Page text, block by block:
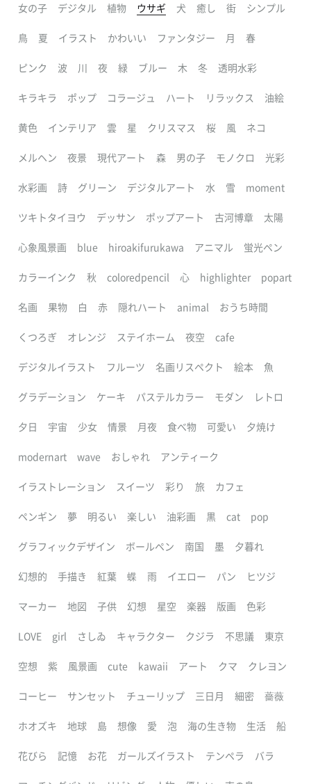
女の子 デジタル 植物 ウサギ 犬 癒し 街 シンプル
鳥 夏 イラスト かわいい ファンタジー 月 春
ピンク 波 川 夜 緑 ブルー 木 冬 透明水彩
キラキラ ポップ コラージュ ハート リラックス 油絵
黄色 インテリア 雲 星 クリスマス 桜 風 ネコ
メルヘン 夜景 現代アート 森 男の子 モノクロ 光彩
水彩画 詩 グリーン デジタルアート 水 雪 moment
ツキトタイヨウ デッサン ポップアート 古河博章 太陽
心象風景画 blue hiroakifurukawa アニマル 蛍光ペン
カラーインク 秋 coloredpencil 心 highlighter popart
名画 果物 白 赤 隠れハート animal おうち時間
くつろぎ オレンジ ステイホーム 夜空 cafe
デジタルイラスト フルーツ 名画リスペクト 絵本 魚
グラデーション ケーキ パステルカラー モダン レトロ
夕日 宇宙 少女 情景 月夜 食べ物 可愛い 夕焼け
modernart wave おしゃれ アンティーク
イラストレーション スイーツ 彩り 旅 カフェ
ペンギン 夢 明るい 楽しい 油彩画 黒 cat pop
グラフィックデザイン ボールペン 南国 墨 夕暮れ
幻想的 手描き 紅葉 蝶 雨 イエロー パン ヒツジ
マーカー 地図 子供 幻想 星空 楽器 版画 色彩
LOVE girl さしゐ キャラクター クジラ 不思議 東京
空想 紫 風景画 cute kawaii アート クマ クレヨン
コーヒー サンセット チューリップ 三日月 細密 薔薇
ホオズキ 地球 島 想像 愛 泡 海の生き物 生活 船
花びら 記憶 お花 ガールズイラスト テンペラ バラ